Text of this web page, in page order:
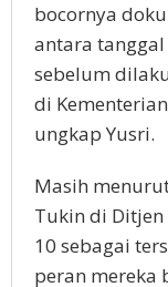
bocornya
antara
sebelum
di
ungkap Yusri.
Masih
Tukin di Ditjen
10 sebagai
peran mereka